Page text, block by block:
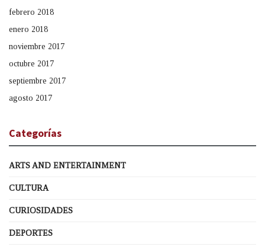
febrero 2018
enero 2018
noviembre 2017
octubre 2017
septiembre 2017
agosto 2017
Categorías
ARTS AND ENTERTAINMENT
CULTURA
CURIOSIDADES
DEPORTES